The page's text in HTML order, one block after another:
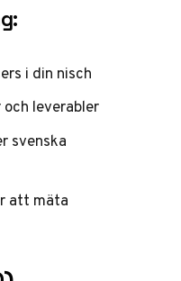
i din nisch
leverabler
svenska
att mäta